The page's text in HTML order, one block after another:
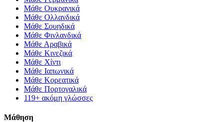
Μάθε Ουκρανικά
Μάθε Ολλανδικά
Μάθε Σουηδικά
Μάθε Φινλανδικά
Μάθε Αραβικά
Μάθε Κινεζικά
Μάθε Χίντι
Μάθε Ιαπωνικά
Μάθε Κορεατικά
Μάθε Πορτογαλικά
119+ ακόμη γλώσσες
Μάθηση